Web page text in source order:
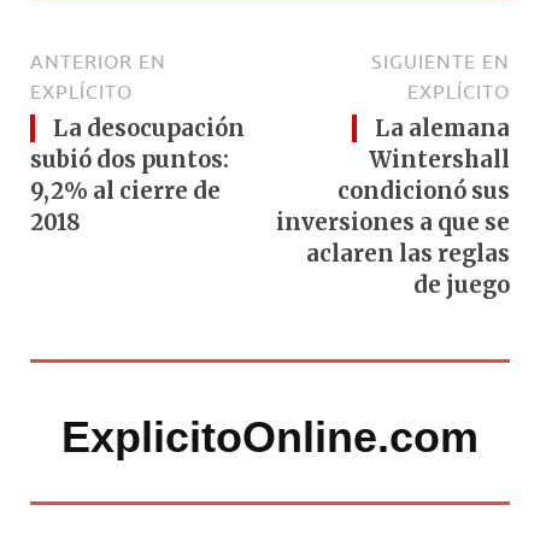
ANTERIOR EN
EXPLÍCITO
La desocupación
subió dos puntos:
9,2% al cierre de
2018
SIGUIENTE EN
EXPLÍCITO
La alemana
Wintershall
condicionó sus
inversiones a que se
aclaren las reglas
de juego
ExplicitoOnline.com